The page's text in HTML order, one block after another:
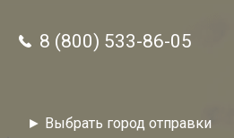
► Выбрать город отправки
8 (800) 533-86-05